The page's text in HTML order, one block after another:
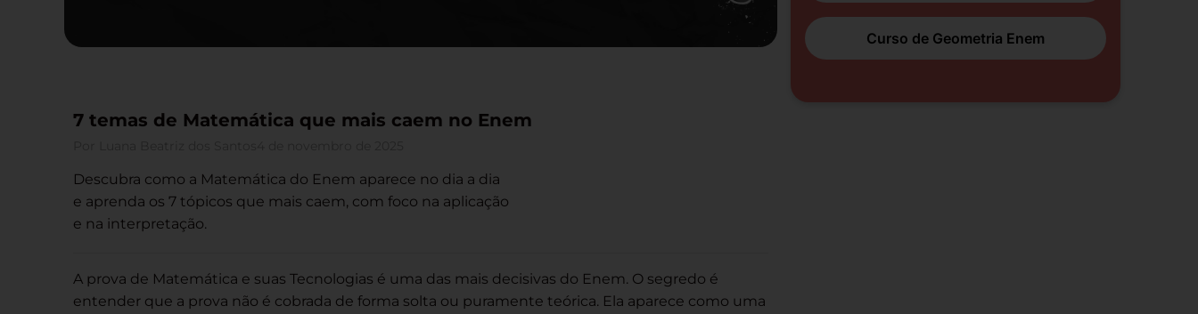
7 temas de Matemática que mais caem no Enem
Descubra como a Matemática do Enem aparece no dia a dia
e aprenda os 7 tópicos que mais caem, com foco na aplicação
e na interpretação.
A prova de Matemática e suas Tecnologias é uma das mais decisivas do Enem. O segredo é
entender que a prova não é cobrada de forma solta ou puramente teórica. Ela aparece como uma
Curso de Geometria Enem